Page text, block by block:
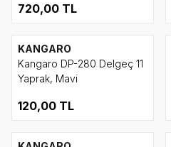
720,00 TL
KANGARO
Kangaro DP-280 Delgeç 11
Yaprak, Mavi
120,00 TL